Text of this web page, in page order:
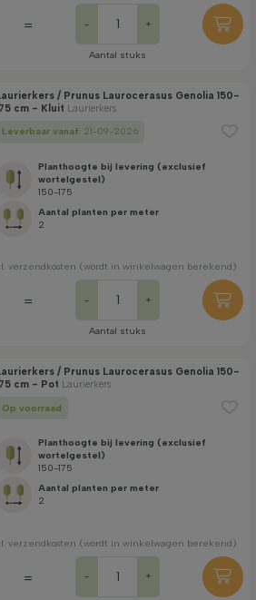
= - +
Aantal stuks
/ Prunus Laurocerasus Genolia 150-
cm - Kluit Laurierkers
Leverbaar vanaf: 21-09-2026
Planthoogte bij levering (exclusief
wortelgestel)
150-175
Aantal planten per meter
2
verzendkosten (wordt in winkelwagen berekend)
= - +
Aantal stuks
/ Prunus Laurocerasus Genolia 150-
cm - Pot Laurierkers
Op voorraad
Planthoogte bij levering (exclusief
wortelgestel)
150-175
Aantal planten per meter
2
verzendkosten (wordt in winkelwagen berekend)
= - +